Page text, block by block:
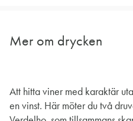
Mer om drycken
Att hitta viner med karaktär
en vinst. Här möter du två